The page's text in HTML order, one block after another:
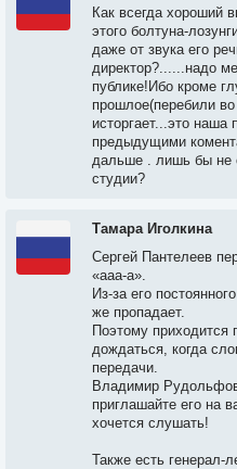
Как всегда хороший
этого болтуна-
даже от звука его
директор?......надо
публике!Ибо кроме
прошлое(перебили
исторгает...это наша
предыдущими
дальше . лишь бы не
студии?
Тамара Иголкина
Сергей Пантелеев
«ааа-а».
Из-за его
же пропадает.
Поэтому приходится
дождаться, когда
передачи.
Владимир
приглашайте его на
хочется слушать!
Также есть генерал-